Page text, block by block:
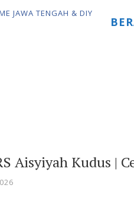
Aisyiyah Kudus |